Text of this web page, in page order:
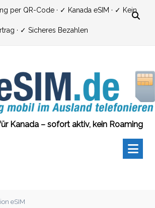
per QR-Code · ✓ Kanada eSIM · ✓ Kein
· ✓ Sicheres Bezahlen
Kanada – sofort aktiv, kein Roaming
eSIM